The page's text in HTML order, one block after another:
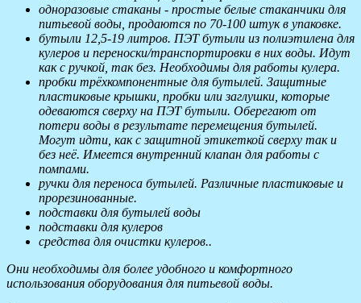
одноразовые стаканы - простые белые стаканчики для
питьевой воды, продаются по 70-100 штук в упаковке.
бутыли 12,5-19 литров. ПЭТ бутыли из полиэтилена для
кулеров и переноски/транспортировки в них воды. Идут
как с ручкой, так без. Необходимы для работы кулера.
пробки трёхкомпонентные для бутылей. Защитные
пластиковые крышки, пробки или заглушки, которые
одеваются сверху на ПЭТ бутыли. Оберегают от
потери воды в результате перемещения бутылей.
Могут идти, как с защитной этикеткой сверху так и
без неё. Имеется внутренний клапан для работы с
помпами.
ручки для переноса бутылей. Различные пластиковые и
прорезинованные.
подставки для бутылей воды
подставки для кулеров
средства для очистки кулеров..
Они необходимы для более удобного и комфортного
использования оборудования для питьевой воды.